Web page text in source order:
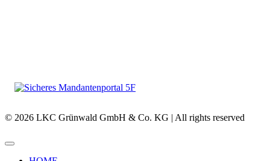
© 2026 LKC Grünwald GmbH & Co. KG | All rights reserved